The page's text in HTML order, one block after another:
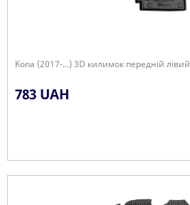
Kona (2017-...) 3D килимок передній лівий
783 UAH